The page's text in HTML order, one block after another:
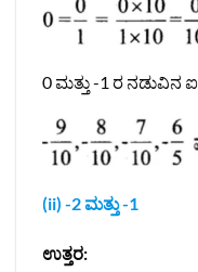
0 ಮತ್ತು -1 ರ ನಡುವಿನ
(ii) -2 ಮತ್ತು -1
ಉತ್ತರ: